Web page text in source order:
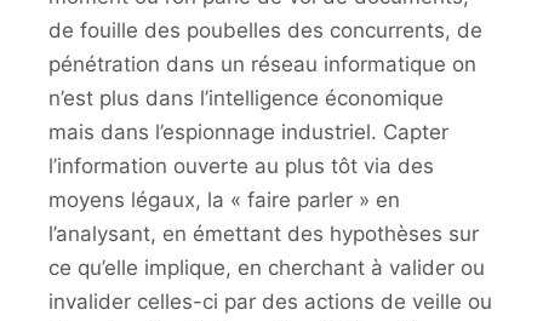
de fouille des poubelles des concurrents, de
pénétration dans un réseau informatique on
n’est plus dans l’intelligence économique
mais dans l’espionnage industriel. Capter
l’information ouverte au plus tôt via des
moyens légaux, la « faire parler » en
l’analysant, en émettant des hypothèses sur
ce qu’elle implique, en cherchant à valider ou
invalider celles-ci par des actions de veille ou